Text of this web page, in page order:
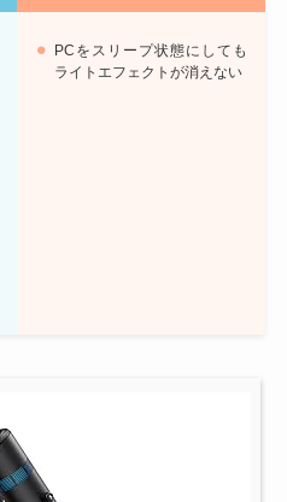
PCをスリープ状態にしても
ライトエフェクトが消えない